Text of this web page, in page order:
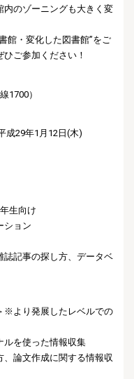
内のゾーニングも大きく変
館・変化した図書館”をご
ご参加ください！
1700）
成29年1月12日(木)
生向け
ョン
記事の探し方、データベ
り発展したレベルでの
を使った情報収集
文作成に関する情報収